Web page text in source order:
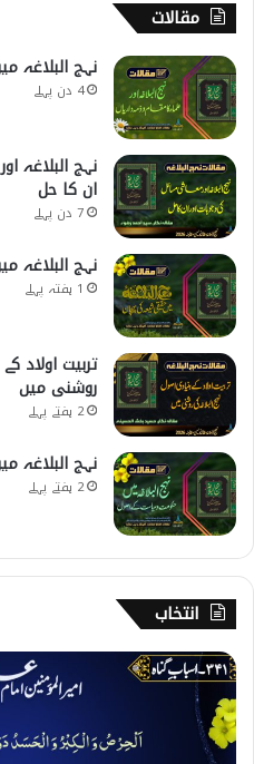
مقالات
نہج البلاغہ
4 دن پہلے
نہج البلاغہ
ان کا حل
7 دن پہلے
نہج
1 ہفتہ پہلے
تربیت اولاد
روشنی میں
2 ہفتے پہلے
نہج
2 ہفتے پہلے
انتخاب
3
4
1
۔